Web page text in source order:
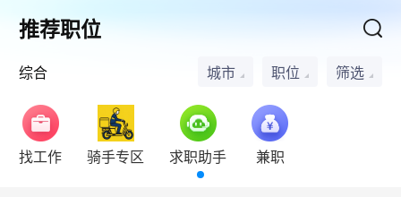
推荐职位
综合 城市 职位 筛选
找工作 骑手专区 求职助手 兼职